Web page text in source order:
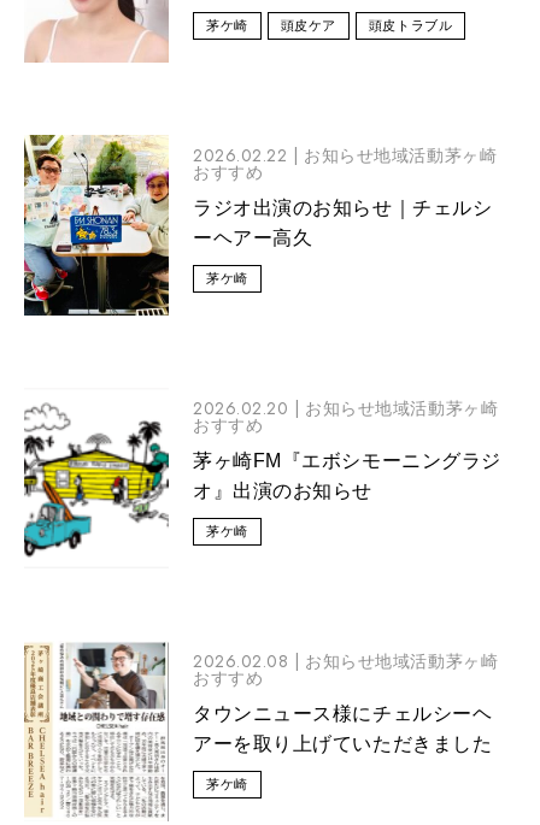
茅ケ崎 頭皮ケア 頭皮トラブル
2026.02.22 | お知らせ地域活動茅ヶ崎
おすすめ
ラジオ出演のお知らせ｜チェルシ
ーヘアー高久
茅ケ崎
2026.02.20 | お知らせ地域活動茅ヶ崎
おすすめ
茅ヶ崎FM『エボシモーニングラジ
オ』出演のお知らせ
茅ケ崎
2026.02.08 | お知らせ地域活動茅ヶ崎
おすすめ
タウンニュース様にチェルシーヘ
アーを取り上げていただきました
茅ケ崎